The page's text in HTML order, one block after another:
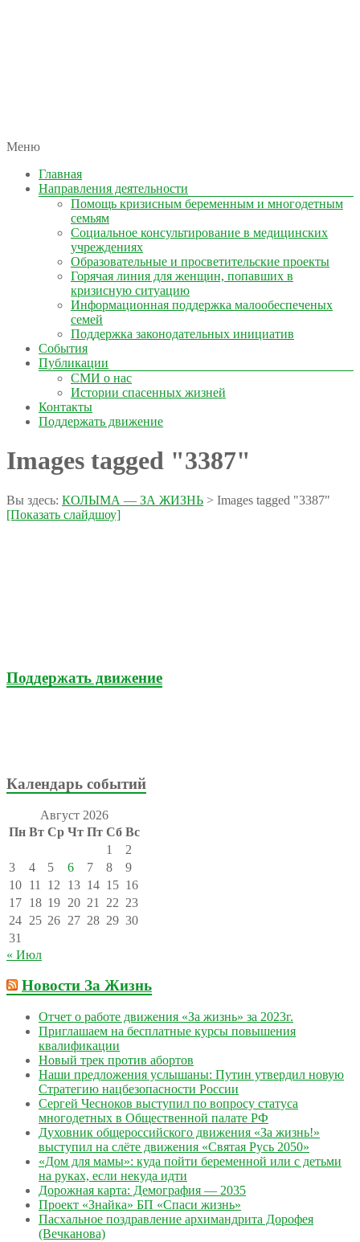
КОЛЫМА — ЗА ЖИЗНЬ
автономная некоммерческая организация
Меню
Главная
Направления деятельности
Помощь кризисным беременным и многодетным
семьям
Социальное консультирование в медицинских
учреждениях
Образовательные и просветительские проекты
Горячая линия для женщин, попавших в
кризисную ситуацию
Информационная поддержка малообеспеченых
семей
Поддержка законодательных инициатив
События
Публикации
СМИ о нас
Истории спасенных жизней
Контакты
Поддержать движение
Images tagged "3387"
Вы здесь: КОЛЫМА — ЗА ЖИЗНЬ > Images tagged "3387"
[Показать слайдшоу]
Поддержать движение
Календарь событий
Август 2026
Пн Вт Ср Чт Пт Сб Вс
1
2
3
4 5 6 7 8
9
10 11 12 13 14 15 16
17 18 19 20 21 22 23
24 25 26 27 28 29 30
31
« Июл
Новости За Жизнь
Отчет о работе движения «За жизнь» за 2023г.
Приглашаем на бесплатные курсы повышения
квалификации
Новый трек против абортов
Наши предложения услышаны: Путин утвердил новую
Стратегию нацбезопасности России
Сергей Чесноков выступил по вопросу статуса
многодетных в Общественной палате РФ
Духовник общероссийского движения «За жизнь!»
выступил на слёте движения «Святая Русь 2050»
«Дом для мамы»: куда пойти беременной или с детьми
на руках, если некуда идти
Дорожная карта: Демография — 2035
Проект «Знайка» БП «Спаси жизнь»
Пасхальное поздравление архимандрита Дорофея
(Вечканова)